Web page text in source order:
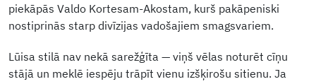
piekāpās Valdo Kortesam-Akostam, kurš pakāpeniski
nostiprinās starp divīzijas vadošajiem smagsvariem.
Lūisa stilā nav nekā sarežģīta — viņš vēlas noturēt cīņu
stājā un meklē iespēju trāpīt vienu izšķirošu sitienu. Ja